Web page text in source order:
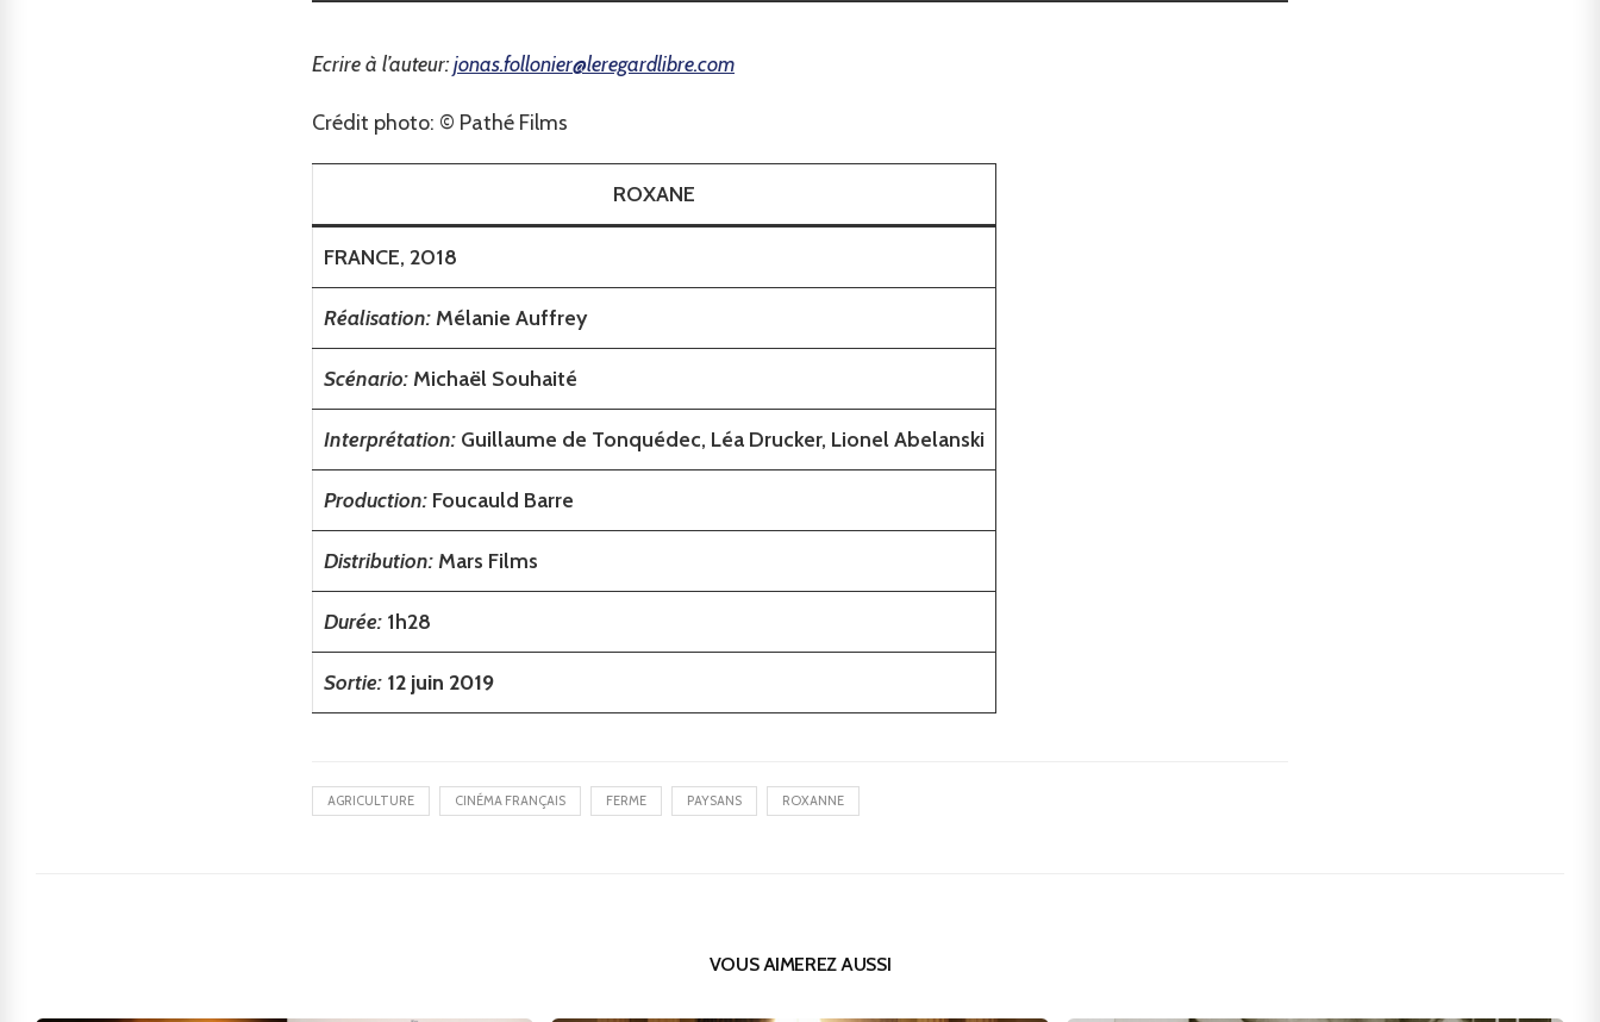
Ecrire à l’auteur:jonas.follonier@leregardlibre.com
Crédit photo: © Pathé Films
ROXANE
FRANCE, 2018
Réalisation:Mélanie Auffrey
Scénario:Michaël Souhaité
Interprétation: Guillaume de Tonquédec, Léa Drucker, Lionel Abelanski
Production: Foucauld Barre
Distribution:Mars Films
Durée: 1h28
Sortie: 12 juin 2019
AGRICULTURE CINÉMA FRANÇAIS FERME PAYSANS ROXANNE
VOUS AIMEREZ AUSSI